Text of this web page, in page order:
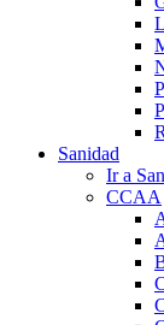
Sanidad
Ir a
CCAA